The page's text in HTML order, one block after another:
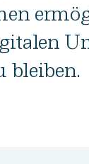
bleiben.